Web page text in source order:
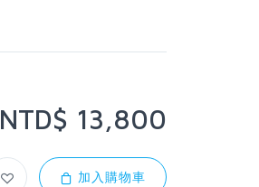
NTD$ 13,800
加入購物車